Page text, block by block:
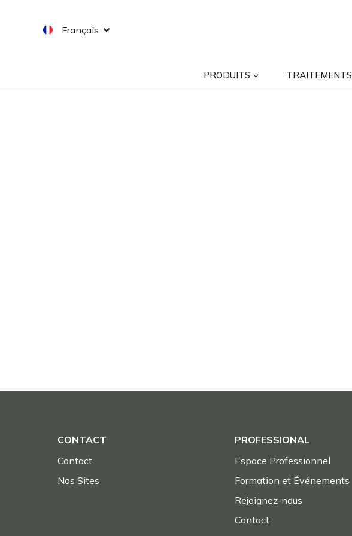
Français
PRODUITS TRAITEMENTS
CONTACT
Contact
Nos Sites
PROFESSIONAL
Espace Professionnel
Formation et Événements
Rejoignez-nous
Contact